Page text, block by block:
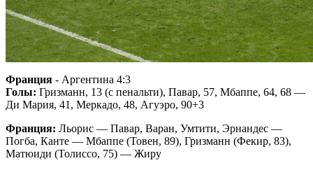
Франция - Аргентина 4:3
Голы: Гризманн, 13 (с пенальти), Павар, 57, Мбаппе, 64, 68 —
Ди Мария, 41, Меркадо, 48, Агуэро, 90+3
Франция: Льорис — Павар, Варан, Умтити, Эрнандес —
Погба, Канте — Мбаппе (Товен, 89), Гризманн (Фекир, 83),
Матюиди (Толиссо, 75) — Жиру